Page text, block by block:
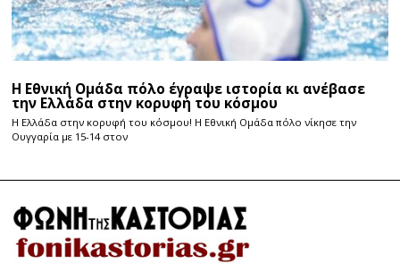
Η Εθνική Ομάδα πόλο έγραψε ιστορία κι ανέβασε
την Ελλάδα στην κορυφή του κόσμου
Η Ελλάδα στην κορυφή του κόσμου! Η Εθνική Ομάδα πόλο νίκησε την
Ουγγαρία με 15-14 στον